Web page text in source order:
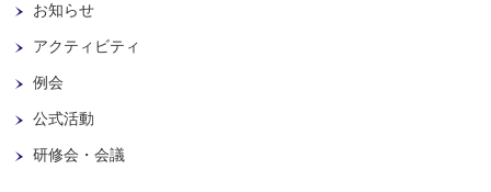
お知らせ
アクティビティ
例会
公式活動
研修会・会議